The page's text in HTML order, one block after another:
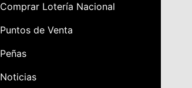
Comprar Lotería Nacional
Puntos de Venta
Peñas
Noticias